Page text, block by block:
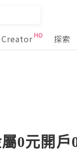
Creator 探索
0元開戶